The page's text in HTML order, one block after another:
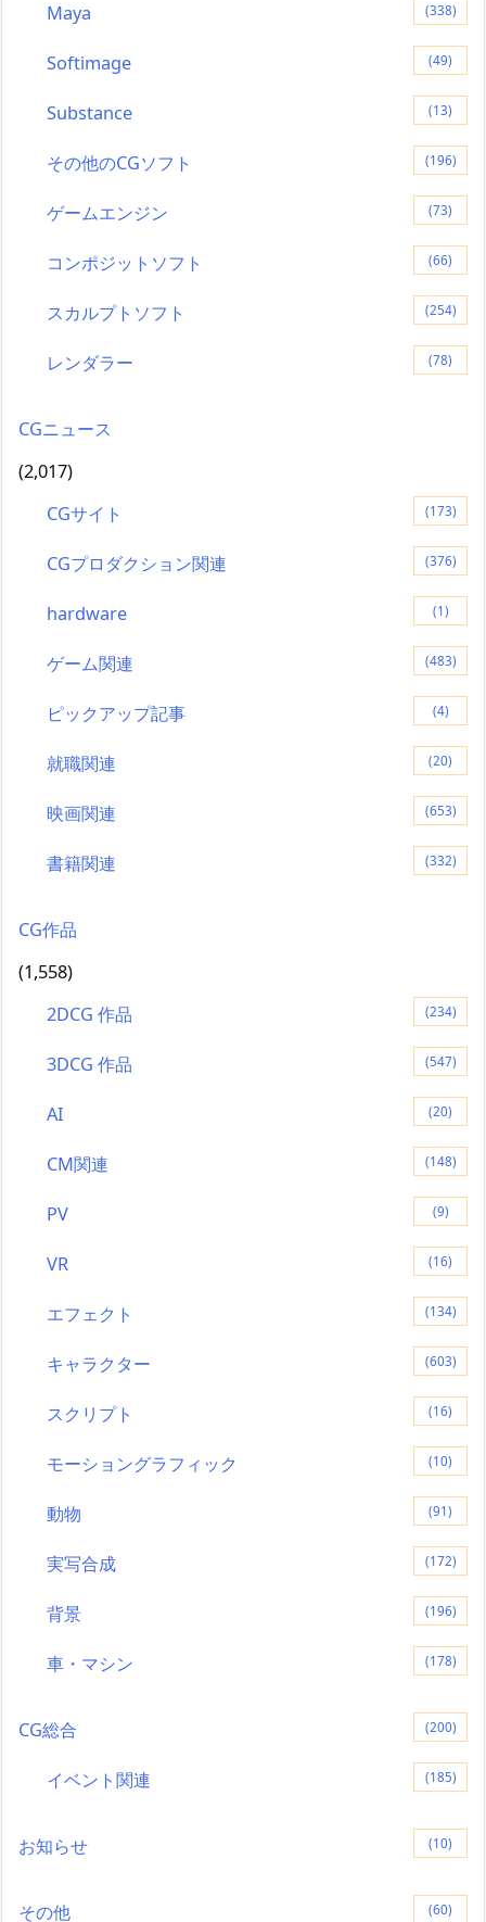
Maya (338)
Softimage (49)
Substance (13)
その他のCGソフト (196)
ゲームエンジン (73)
コンポジットソフト (66)
スカルプトソフト (254)
レンダラー (78)
CGニュース
(2,017)
CGサイト
(173)
CGプロダクション関連 (376)
hardware (1)
ゲーム関連 (483)
ピックアップ記事 (4)
就職関連 (20)
映画関連 (653)
書籍関連 (332)
CG作品
(1,558)
2DCG 作品
(234)
3DCG 作品 (547)
AI (20)
CM関連 (148)
PV (9)
VR (16)
エフェクト (134)
キャラクター (603)
スクリプト (16)
モーショングラフィック (10)
動物 (91)
実写合成 (172)
背景 (196)
車・マシン (178)
CG総合 (200)
イベント関連 (185)
お知らせ (10)
その他 (60)